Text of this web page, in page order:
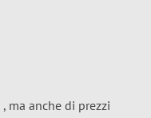
, ma anche di prezzi